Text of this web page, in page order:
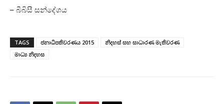
– බීබිසී සන්දේශය
TAGS ජනාධිපතිවරණය 2015
නිදහස් සහ සාධාරණ මැතිවරණ
මාධ්‍ය නිදහස